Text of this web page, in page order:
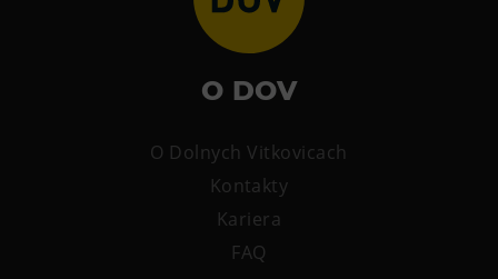
Kawiarnia Wielki Świat Techniki
Restaurace VP ART
CØKAFE Dolní Vítkovice
O DOV
O Dolnych Vitkovicach
Kontakty
Kariera
FAQ